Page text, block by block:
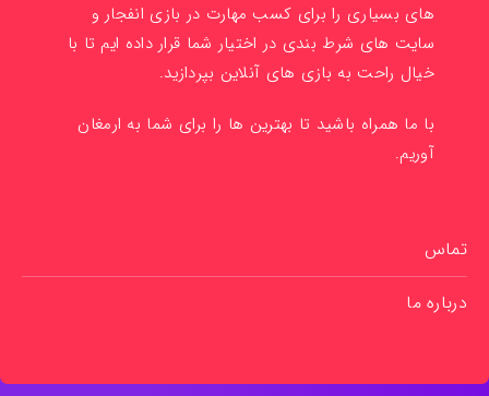
های بسیاری را برای کسب مهارت در بازی انفجار و
سایت های شرط بندی در اختیار شما قرار داده ایم تا با
خیال راحت به بازی های آنلاین بپردازید.
با ما همراه باشید تا بهترین ها را برای شما به ارمغان
آوریم.
تماس
درباره ما